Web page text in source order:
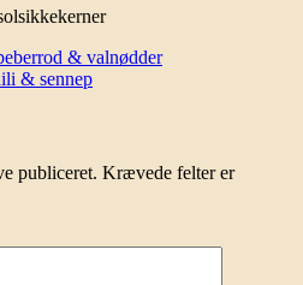
& valnødder
& sennep
publiceret. Krævede felter er